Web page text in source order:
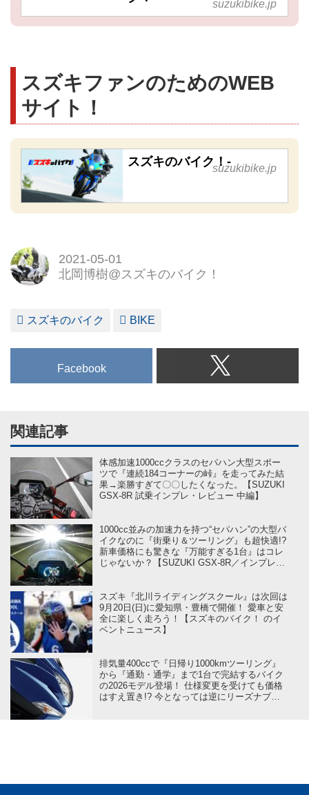
suzukibike.jp
スズキファンのためのWEB
サイト！
スズキのバイク！-suzukibike.jp
2021-05-01
北岡博樹@スズキのバイク！
スズキのバイク BIKE
Facebook
関連記事
体感加速1000ccクラスのセパハン大型スポー
ツで『連続184コーナーの峠』を走ってみた結
果→楽勝すぎて〇〇したくなった。【SUZUKI
GSX-8R 試乗インプレ・レビュー 中編】
1000cc並みの加速力を持つ“セパハン”の大型バ
イクなのに『街乗り＆ツーリング』も超快適!?
新車価格にも驚きな『万能すぎる1台』はコレ
じゃないか？【SUZUKI GSX-8R／インプレ・
スズキ『北川ライディングスクール』は次回は
9月20日(日)に愛知県・豊橋で開催！ 愛車と安
全に楽しく走ろう！【スズキのバイク！ のイ
ベントニュース】
排気量400ccで『日帰り1000kmツーリング』
から『通勤・通学』まで1台で完結するバイク
の2026モデル登場！ 仕様変更を受けても価格
はすえ置き!? 今となっては逆にリーズナブル